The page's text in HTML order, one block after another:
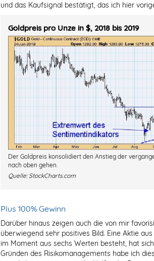
und das Kaufsignal bestätigt, das ich hier
Goldpreis pro Unze in $, 2018 bis 2019
Der Goldpreis konsolidiert den Anstieg der
nach oben gehen.
Quelle: StockCharts.com
Plus 100% Gewinn
Darüber hinaus zeigen auch die von mir
überwiegend sehr positives Bild. Eine Aktie
im Moment aus sechs Werten besteht, hat
Gründen des Risikomanagements habe ich